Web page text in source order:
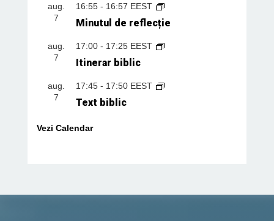
aug.
7
16:55- 16:57 EEST
Minutul de reflecție
aug.
7
17:00- 17:25 EEST
Itinerar biblic
aug.
7
17:45- 17:50 EEST
Text biblic
Vezi Calendar